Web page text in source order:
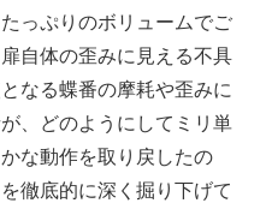
っぷりのボリュームでご
自体の歪みに見える不具
なる蝶番の摩耗や歪みに
、どのようにしてミリ単
な動作を取り戻したの
徹底的に深く掘り下げて